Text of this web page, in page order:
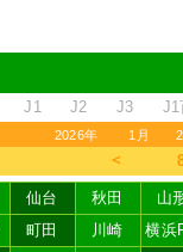
J1 J2 J3 J1
2026年 1月
＜
仙台 秋田 山
町田 川崎 横浜